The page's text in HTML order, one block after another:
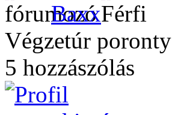
Baxx
Végzetúr poronty
5 hozzászólás